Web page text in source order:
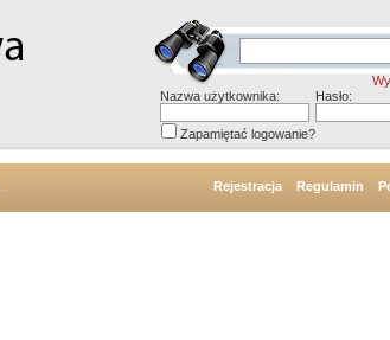
Nazwa użytkownika:
Hasło:
Zapamiętać logowanie?
Rejestracja Regulamin